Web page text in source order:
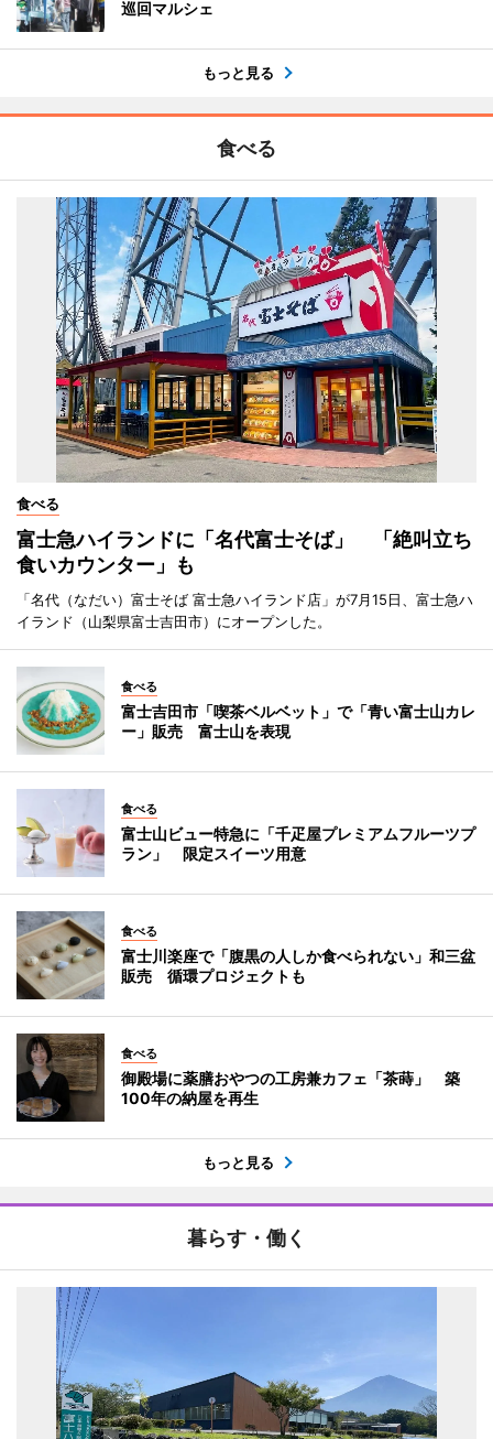
巡回マルシェ
もっと見る
食べる
食べる
富士急ハイランドに「名代富士そば」 「絶叫立ち
食いカウンター」も
「名代（なだい）富士そば 富士急ハイランド店」が7月15日、富士急ハ
イランド（山梨県富士吉田市）にオープンした。
食べる
富士吉田市「喫茶ベルベット」で「青い富士山カレ
ー」販売 富士山を表現
食べる
富士山ビュー特急に「千疋屋プレミアムフルーツプ
ラン」 限定スイーツ用意
食べる
富士川楽座で「腹黒の人しか食べられない」和三盆
販売 循環プロジェクトも
食べる
御殿場に薬膳おやつの工房兼カフェ「茶蒔」 築
100年の納屋を再生
もっと見る
暮らす・働く